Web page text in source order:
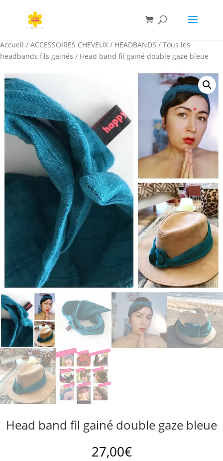
Accueil / ACCESSOIRES CHEVEUX / HEADBANDS / Tous les
headbands fils gainés / Head band fil gainé double gaze bleue
Head band fil gainé double gaze bleue
27,00€